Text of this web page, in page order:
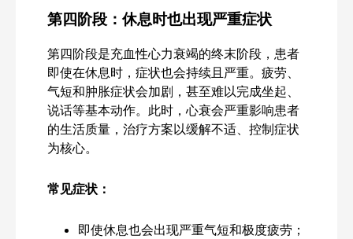
第四阶段：休息时也出现严重症状
第四阶段是充血性心力衰竭的终末阶段，患者
即使在休息时，症状也会持续且严重。疲劳、
气短和肿胀症状会加剧，甚至难以完成坐起、
说话等基本动作。此时，心衰会严重影响患者
的生活质量，治疗方案以缓解不适、控制症状
为核心。
常见症状：
即使休息也会出现严重气短和极度疲劳；